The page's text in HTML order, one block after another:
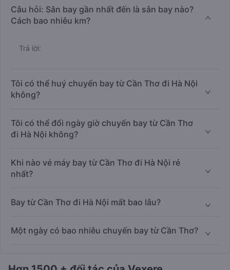
Câu hỏi: Sân bay gần nhất đến là sân bay nào?
Cách bao nhiêu km?
Trả lời:
Tôi có thể huý chuyến bay từ Cần Thơ đi Hà Nội
không?
Tôi có thể đổi ngày giờ chuyến bay từ Cần Thơ
đi Hà Nội không?
Khi nào vé máy bay từ Cần Thơ đi Hà Nội rẻ
nhất?
Bay từ Cần Thơ đi Hà Nội mất bao lâu?
Một ngày có bao nhiêu chuyến bay từ Cần Thơ?